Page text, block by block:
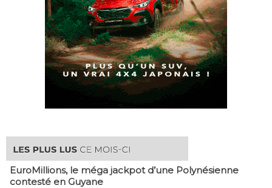
EuroMillions, ​le méga jackpot d’une Polynésienne
contesté en Guyane